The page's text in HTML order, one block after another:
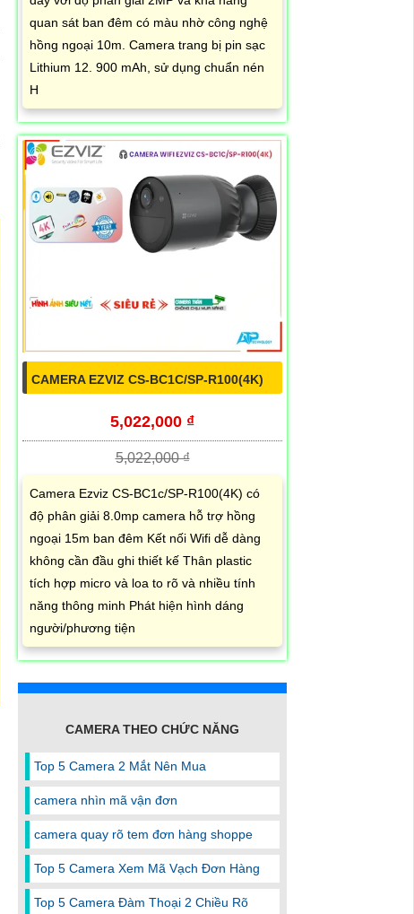
quan sát ban đêm có màu nhờ công nghệ
hồng ngoại 10m. Camera trang bị pin sạc
Lithium 12. 900 mAh, sử dụng chuẩn nén
H
CAMERA EZVIZ CS-BC1C/SP-R100(4K)
5,022,000 ₫
5,022,000 ₫
Camera Ezviz CS-BC1c/SP-R100(4K) có
độ phân giải 8.0mp camera hỗ trợ hồng
ngoại 15m ban đêm Kết nối Wifi dễ dàng
không cần đầu ghi thiết kế Thân plastic
tích hợp micro và loa to rõ và nhiều tính
năng thông minh Phát hiện hình dáng
người/phương tiện
CAMERA THEO CHỨC NĂNG
Top 5 Camera 2 Mắt Nên Mua
camera nhìn mã vận đơn
camera quay rõ tem đơn hàng shoppe
Top 5 Camera Xem Mã Vạch Đơn Hàng
Top 5 Camera Đàm Thoại 2 Chiều Rõ